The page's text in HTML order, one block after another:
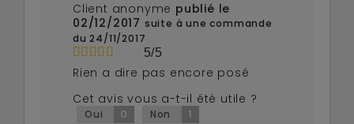
Client anonyme publié le
02/12/2017 suite à une commande
du 24/11/2017
5/5
Rien a dire pas encore posé
Cet avis vous a-t-il été utile ?
Oui 0 Non 1